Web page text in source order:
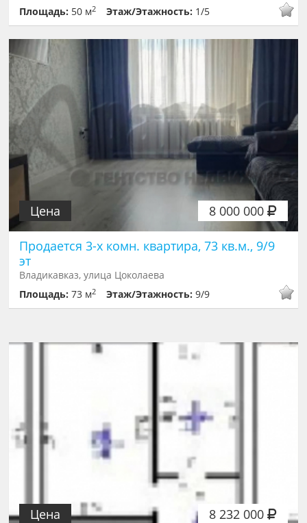
Площадь: 50 м2 Этаж/Этажность: 1/5
8 000 000
Цена
Продается 3-х комн. квартира, 73 кв.м., 9/9
эт
Владикавказ, улица Цоколаева
Площадь:73 м2 Этаж/Этажность:9/9
8 232 000
Цена